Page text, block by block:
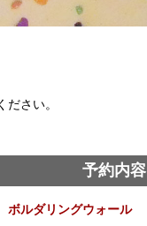
さい。
予約内容
ボルダリングウォール